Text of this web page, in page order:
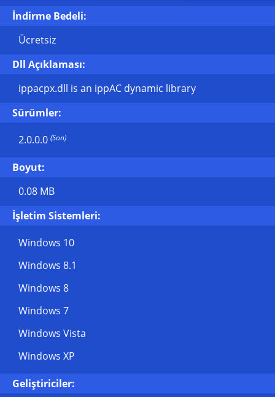
İndirme Bedeli:
Ücretsiz
Dll Açıklaması:
ippacpx.dll is an ippAC dynamic library
Sürümler:
2.0.0.0 (Son)
Boyut:
0.08 MB
İşletim Sistemleri:
Windows 10
Windows 8.1
Windows 8
Windows 7
Windows Vista
Windows XP
Geliştiriciler: